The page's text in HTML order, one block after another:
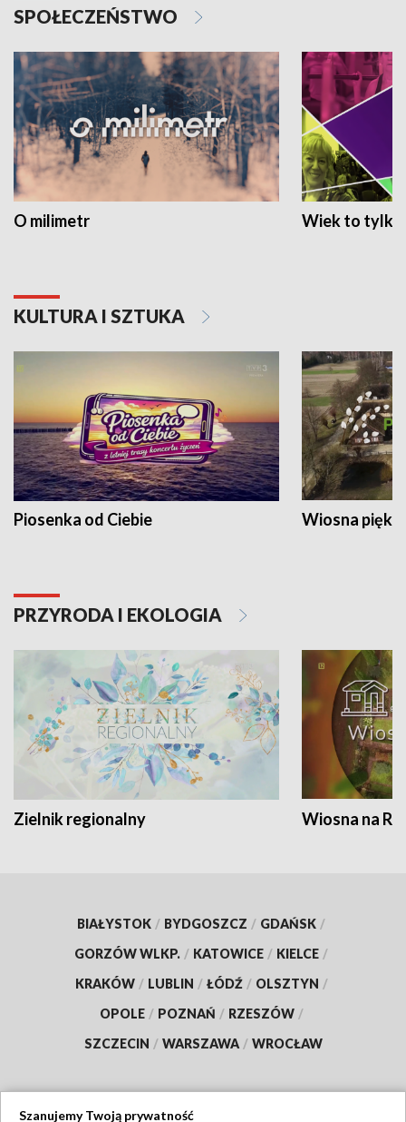
SPOŁECZEŃSTWO
O milimetr Wiek to tylko
KULTURA I SZTUKA
Piosenka od Ciebie Wiosna
PRZYRODA I EKOLOGIA
Zielnik regionalny Wiosna na
BIAŁYSTOK / BYDGOSZCZ / GDAŃSK /
GORZÓW WLKP. / KATOWICE / KIELCE /
KRAKÓW / LUBLIN / ŁÓDŹ / OLSZTYN /
OPOLE / POZNAŃ / RZESZÓW /
SZCZECIN / WARSZAWA / WROCŁAW
Szanujemy Twoją prywatność